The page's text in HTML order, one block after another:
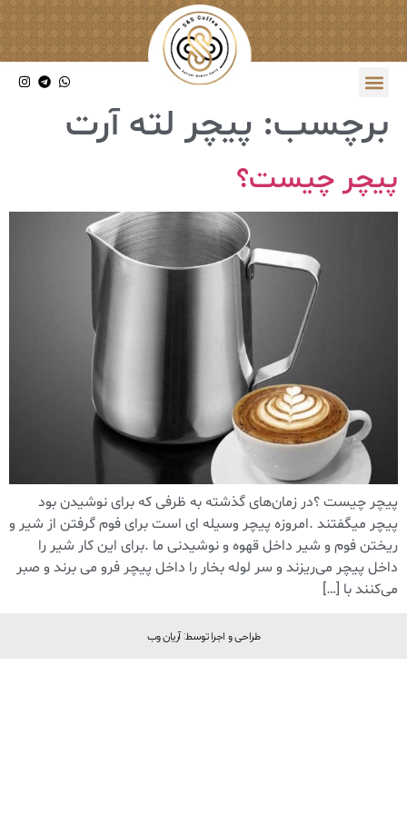
برچسب: پیچر لته آرت
پیچر چیست؟
پیچر چیست ؟در زمان‌های گذشته به ظرفی که برای نوشیدن بود
پیچر میگفتند .امروزه پیچر وسیله ای است برای فوم گرفتن از شیر و
ریختن فوم و شیر داخل قهوه و نوشیدنی ما .برای این کار شیر را
داخل پیچر می‌ریزند و سر لوله بخار را داخل پیچر فرو می برند و صبر
می‌کنند با […]
طراحی و اجرا توسط: آریان وب